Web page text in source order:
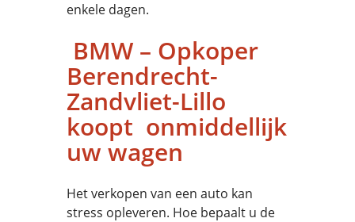
enkele dagen.
BMW – Opkoper
Berendrecht-
Zandvliet-Lillo
koopt onmiddellijk
uw wagen
Het verkopen van een auto kan
stress opleveren. Hoe bepaalt u de